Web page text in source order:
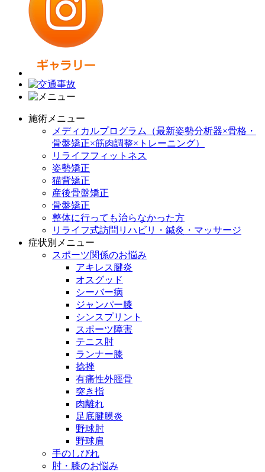
施術メニュー
メディカルプログラム（最新姿勢分析器×骨格・
骨盤矯正×筋肉調整×トレーニング）
リライフフィットネス
姿勢矯正
猫背矯正
産後骨盤矯正
骨盤矯正
整体に行っても治らなかった方
リライフ式訪問リハビリ・鍼灸・マッサージ
症状別メニュー
スポーツ関係のお悩み
アキレス腱炎
オスグッド
シーバー病
ジャンパー膝
シンスプリント
スポーツ障害
テニス肘
ランナー膝
捻挫
有痛性外脛骨
突き指
肉離れ
足底腱膜炎
野球肘
野球肩
手のしびれ
肘・膝のお悩み